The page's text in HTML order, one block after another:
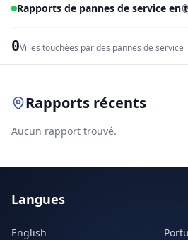
Rapports de pannes de service
0Villes touchées par des pannes de service
Rapports récents
Aucun rapport trouvé.
Langues
English